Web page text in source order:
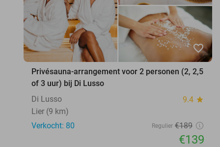
favorite_border
Privésauna-arrangement voor 2 personen (2, 2,5
of 3 uur) bij Di Lusso
Di Lusso
9.4 star
Lier (9 km)
Verkocht: 80
Regulier €189
€139